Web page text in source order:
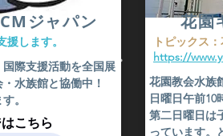
ジャパン
します。
際支援活動を全国展
水族館と協働中！
。
こちら
花園
トピックス
https://
花園教会水族
日曜日午前
第二日曜日は
っています。